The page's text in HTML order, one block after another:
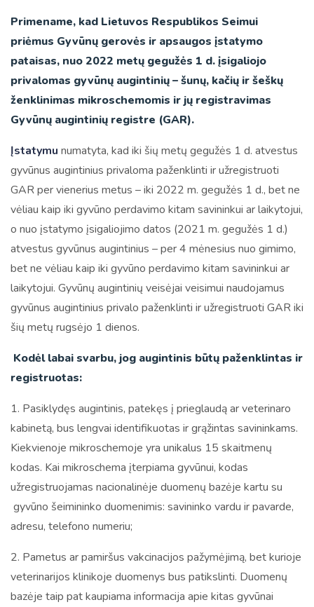
Primename, kad Lietuvos Respublikos Seimui
priėmus Gyvūnų gerovės ir apsaugos įstatymo
pataisas, nuo 2022 metų gegužės 1 d. įsigaliojo
privalomas gyvūnų augintinių – šunų, kačių ir šeškų
ženklinimas mikroschemomis ir jų registravimas
Gyvūnų augintinių registre (GAR).
Įstatymu numatyta, kad iki šių metų gegužės 1 d. atvestus
gyvūnus augintinius privaloma paženklinti ir užregistruoti
GAR per vienerius metus – iki 2022 m. gegužės 1 d., bet ne
vėliau kaip iki gyvūno perdavimo kitam savininkui ar laikytojui,
o nuo įstatymo įsigaliojimo datos (2021 m. gegužės 1 d.)
atvestus gyvūnus augintinius – per 4 mėnesius nuo gimimo,
bet ne vėliau kaip iki gyvūno perdavimo kitam savininkui ar
laikytojui. Gyvūnų augintinių veisėjai veisimui naudojamus
gyvūnus augintinius privalo paženklinti ir užregistruoti GAR iki
šių metų rugsėjo 1 dienos.
Kodėl labai svarbu, jog augintinis būtų paženklintas ir
registruotas:
1. Pasiklydęs augintinis, patekęs į prieglaudą ar veterinaro
kabinetą, bus lengvai identifikuotas ir grąžintas savininkams.
Kiekvienoje mikroschemoje yra unikalus 15 skaitmenų
kodas. Kai mikroschema įterpiama gyvūnui, kodas
užregistruojamas nacionalinėje duomenų bazėje kartu su
gyvūno šeimininko duomenimis: savininko vardu ir pavarde,
adresu, telefono numeriu;
2. Pametus ar pamiršus vakcinacijos pažymėjimą, bet kurioje
veterinarijos klinikoje duomenys bus patikslinti. Duomenų
bazėje taip pat kaupiama informacija apie kitas gyvūnai